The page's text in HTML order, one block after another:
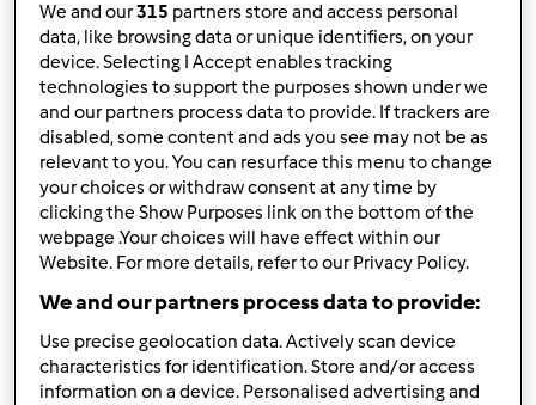
Obserwuj Block
Edymek
Który model Thermomix ® posiadasz?
We and our315 partners store and access personal
data, like browsing data or unique identifiers, on your
device. Selecting I Accept enables tracking
technologies to support the purposes shown under we
and our partners process data to provide. If trackers are
disabled, some content and ads you see may not be as
relevant to you. You can resurface this menu to change
your choices or withdraw consent at any time by
clicking the Show Purposes link on the bottom of the
webpage .Your choices will have effect within our
Website. For more details, refer to our Privacy Policy.
We and our partners process data to provide:
Use precise geolocation data. Actively scan device
characteristics for identification. Store and/or access
information on a device. Personalised advertising and